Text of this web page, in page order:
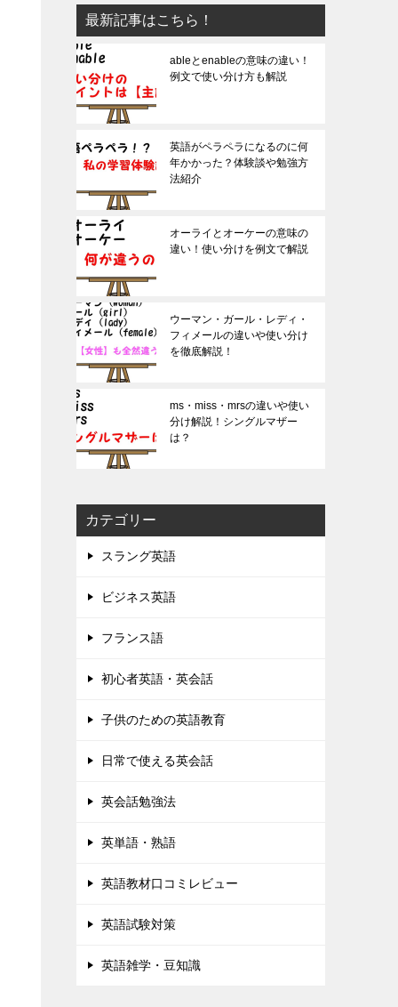
最新記事はこちら！
ableとenableの意味の違い！
例文で使い分け方も解説
英語がペラペラになるのに何
年かかった？体験談や勉強方
法紹介
オーライとオーケーの意味の
違い！使い分けを例文で解説
ウーマン・ガール・レディ・
フィメールの違いや使い分け
を徹底解説！
ms・miss・mrsの違いや使い
分け解説！シングルマザー
は？
カテゴリー
スラング英語
ビジネス英語
フランス語
初心者英語・英会話
子供のための英語教育
日常で使える英会話
英会話勉強法
英単語・熟語
英語教材口コミレビュー
英語試験対策
英語雑学・豆知識